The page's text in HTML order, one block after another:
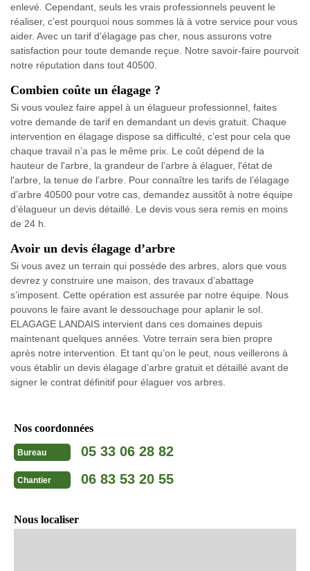
enlevé. Cependant, seuls les vrais professionnels peuvent le
réaliser, c’est pourquoi nous sommes là à votre service pour vous
aider. Avec un tarif d’élagage pas cher, nous assurons votre
satisfaction pour toute demande reçue. Notre savoir-faire pourvoit
notre réputation dans tout 40500.
Combien coûte un élagage ?
Si vous voulez faire appel à un élagueur professionnel, faites
votre demande de tarif en demandant un devis gratuit. Chaque
intervention en élagage dispose sa difficulté, c’est pour cela que
chaque travail n’a pas le même prix. Le coût dépend de la
hauteur de l'arbre, la grandeur de l’arbre à élaguer, l'état de
l'arbre, la tenue de l’arbre. Pour connaître les tarifs de l’élagage
d’arbre 40500 pour votre cas, demandez aussitôt à notre équipe
d’élagueur un devis détaillé. Le devis vous sera remis en moins
de 24 h.
Avoir un devis élagage d’arbre
Si vous avez un terrain qui possède des arbres, alors que vous
devrez y construire une maison, des travaux d’abattage
s’imposent. Cette opération est assurée par notre équipe. Nous
pouvons le faire avant le dessouchage pour aplanir le sol.
ELAGAGE LANDAIS intervient dans ces domaines depuis
maintenant quelques années. Votre terrain sera bien propre
après notre intervention. Et tant qu’on le peut, nous veillerons à
vous établir un devis élagage d’arbre gratuit et détaillé avant de
signer le contrat définitif pour élaguer vos arbres.
Nos coordonnées
Bureau 05 33 06 28 82
Chantier 06 83 53 20 55
Nous localiser